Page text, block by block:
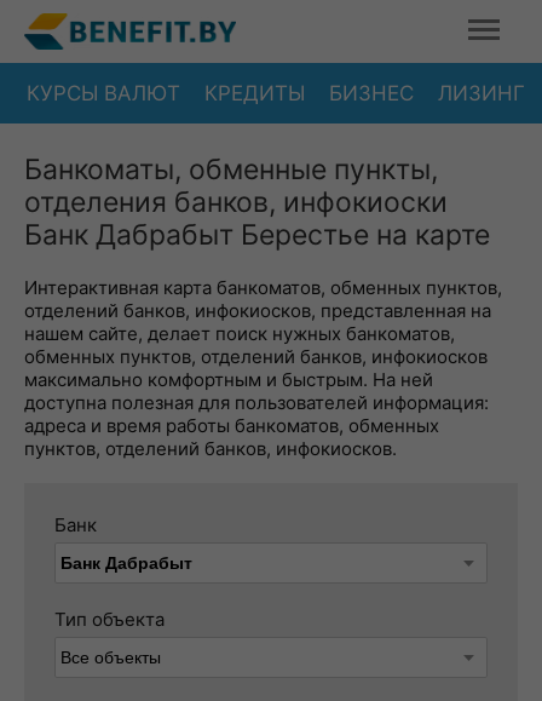
КУРСЫ ВАЛЮТ КРЕДИТЫ БИЗНЕС ЛИЗИНГ
Банкоматы, обменные пункты,
отделения банков, инфокиоски
Банк Дабрабыт Берестье на карте
Интерактивная карта банкоматов, обменных пунктов,
отделений банков, инфокиосков, представленная на
нашем сайте, делает поиск нужных банкоматов,
обменных пунктов, отделений банков, инфокиосков
максимально комфортным и быстрым. На ней
доступна полезная для пользователей информация:
адреса и время работы банкоматов, обменных
пунктов, отделений банков, инфокиосков.
Банк
Тип объекта